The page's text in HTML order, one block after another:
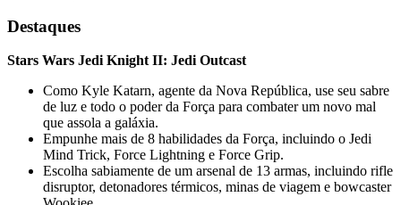
Destaques
Stars Wars Jedi Knight II: Jedi Outcast
Como Kyle Katarn, agente da Nova República, use seu sabre
de luz e todo o poder da Força para combater um novo mal
que assola a galáxia.
Empunhe mais de 8 habilidades da Força, incluindo o Jedi
Mind Trick, Force Lightning e Force Grip.
Escolha sabiamente de um arsenal de 13 armas, incluindo rifle
disruptor, detonadores térmicos, minas de viagem e bowcaster